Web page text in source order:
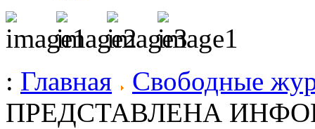
: Главная
Свободные
ПРЕДСТАВЛЕНА